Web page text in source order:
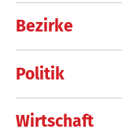
Bezirke
Politik
Wirtschaft